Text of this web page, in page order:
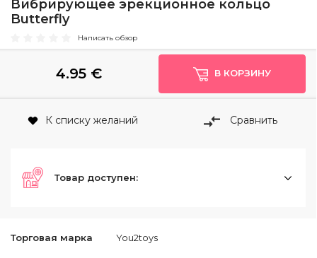
Вибрирующее эрекционное кольцо
Butterfly
Написать обзор
Торговая марка You2toys
4.95 € В КОРЗИНУ
К списку желаний Сравнить
Товар доступен: